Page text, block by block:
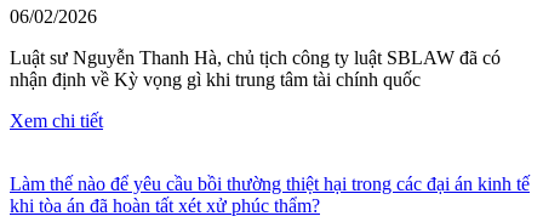
06/02/2026
Luật sư Nguyễn Thanh Hà, chủ tịch công ty luật SBLAW đã có
nhận định về Kỳ vọng gì khi trung tâm tài chính quốc
Xem chi tiết
Làm thế nào để yêu cầu bồi thường thiệt hại trong các đại án kinh tế
khi tòa án đã hoàn tất xét xử phúc thẩm?